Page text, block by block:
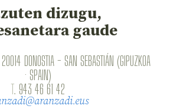
dizugu,
gaude
DONOSTIA - SAN SEBASTIÁN (GIPUZKOA
· SPAIN)
T. 943 46 61 42